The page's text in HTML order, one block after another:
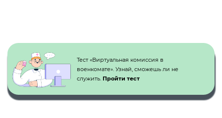
Тест «Виртуальная комиссия в
военкомате». Узнай, сможешь ли не
служить. Пройти тест